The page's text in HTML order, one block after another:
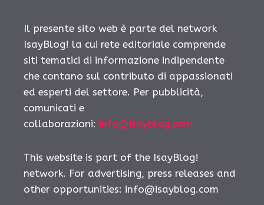
Il presente sito web è parte del network
IsayBlog! la cui rete editoriale comprende
siti tematici di informazione indipendente
che contano sul contributo di appassionati
ed esperti del settore. Per pubblicità,
comunicati e
collaborazioni: info@isayblog.com
This website is part of the IsayBlog!
network. For advertising, press releases and
other opportunities: info@isayblog.com